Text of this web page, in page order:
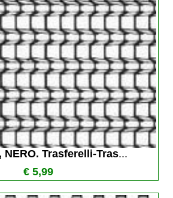
NERO. Trasferelli-Tras...
€ 5,99